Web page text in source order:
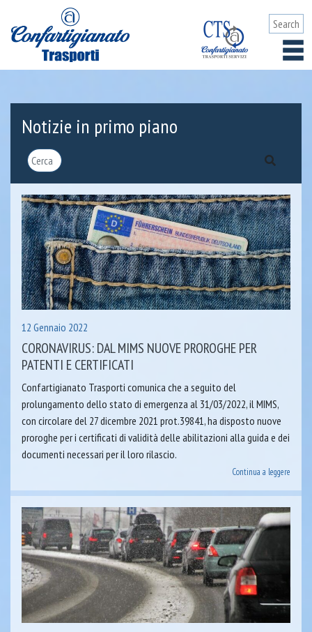
Notizie in primo piano
12 Gennaio 2022
CORONAVIRUS: DAL MIMS NUOVE PROROGHE PER
PATENTI E CERTIFICATI
Confartigianato Trasporti comunica che a seguito del
prolungamento dello stato di emergenza al 31/03/2022, il MIMS,
con circolare del 27 dicembre 2021 prot.39841, ha disposto nuove
proroghe per i certificati di validità delle abilitazioni alla guida e dei
documenti necessari per il loro rilascio.
Continua a leggere